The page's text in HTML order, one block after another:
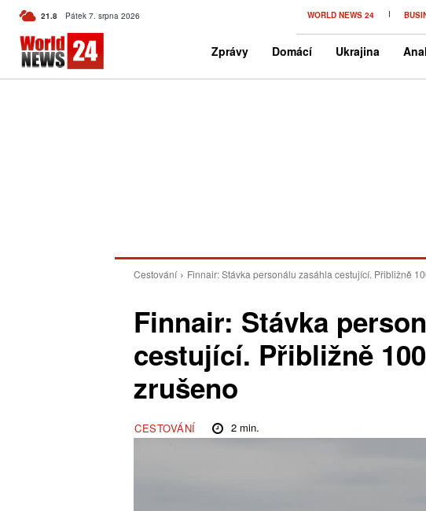
21.8 C Czech
Pátek 7. srpna 2026 WORLD NEWS 24
Zprávy Domácí Ukrajina
Cestování Finnair: Stávka personálu zasáhla cestující. Přibližně
Finnair: Stávka
cestující. Přibližně
zrušeno
CESTOVÁNÍ 2min.